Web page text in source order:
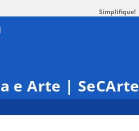
Simplifique!
e Arte | SeCArte